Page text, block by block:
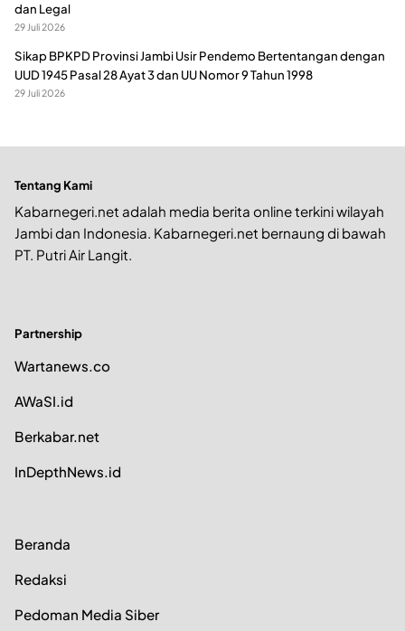
dan Legal
29 Juli 2026
Sikap BPKPD Provinsi Jambi Usir Pendemo Bertentangan dengan
UUD 1945 Pasal 28 Ayat 3 dan UU Nomor 9 Tahun 1998
29 Juli 2026
Tentang Kami
Kabarnegeri.net adalah media berita online terkini wilayah
Jambi dan Indonesia. Kabarnegeri.net bernaung di bawah
PT. Putri Air Langit.
Partnership
Wartanews.co
AWaSI.id
Berkabar.net
InDepthNews.id
Beranda
Redaksi
Pedoman Media Siber